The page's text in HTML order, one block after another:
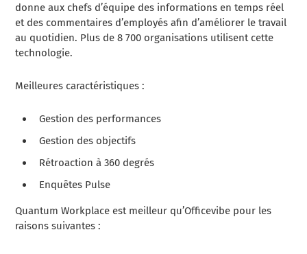
donne aux chefs d’équipe des informations en temps réel
et des commentaires d’employés afin d’améliorer le travail
au quotidien. Plus de 8 700 organisations utilisent cette
technologie.
Meilleures caractéristiques :
Gestion des performances
Gestion des objectifs
Rétroaction à 360 degrés
Enquêtes Pulse
Quantum Workplace est meilleur qu’Officevibe pour les
raisons suivantes :